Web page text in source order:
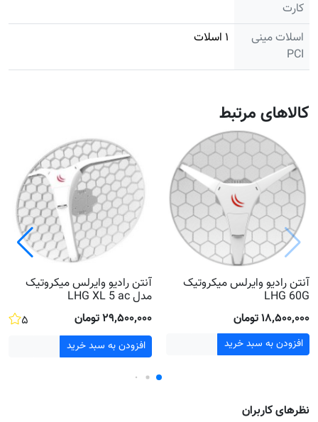
کارت
اسلات مینی
PCI
۱ اسلات
کالاهای مرتبط
آنتن رادیو وایرلس میکروتیک
LHG 60G
۱۸٬۵۰۰٬۰۰۰ تومان
افزودن به سبد خرید
آنتن رادیو وایرلس میکروتیک
مدل LHG XL 5 ac
۵
۲۹٬۵۰۰٬۰۰۰ تومان
افزودن به سبد خرید
نظر‌های کاربران